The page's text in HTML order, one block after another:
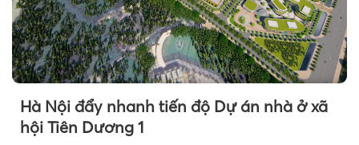
Hà Nội đẩy nhanh tiến độ Dự án nhà ở xã
hội Tiên Dương 1